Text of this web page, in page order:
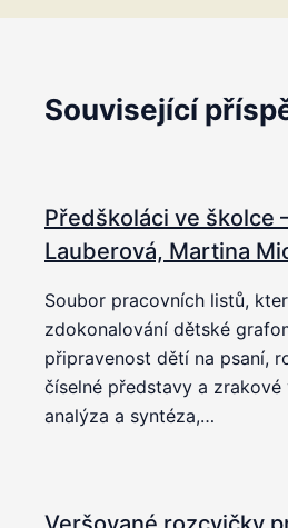
Související
Předškoláci ve školce
Lauberová, Martina
Soubor pracovních listů,
zdokonalování dětské
připravenost dětí na psaní,
číselné představy a zrakové
analýza a syntéza,…